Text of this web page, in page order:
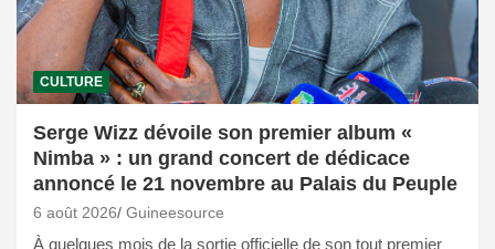
CULTURE
Serge Wizz dévoile son premier album «
Nimba » : un grand concert de dédicace
annoncé le 21 novembre au Palais du Peuple
6 août 2026 Guineesource
À quelques mois de la sortie officielle de son tout premier